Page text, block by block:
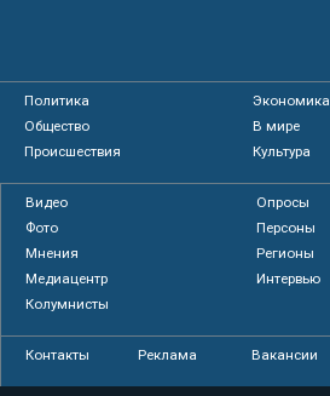
Политика
Экономика
Общество
В мире
Происшествия
Культура
Видео
Опросы
Фото
Персоны
Мнения
Регионы
Медиацентр
Интервью
Колумнисты
Контакты Реклама Вакансии